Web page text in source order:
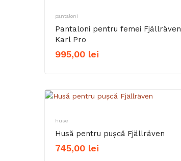
pantaloni
Pantaloni pentru femei Fjällräven
Karl Pro
995,00 lei
huse
Husă pentru pușcă Fjällräven
745,00 lei